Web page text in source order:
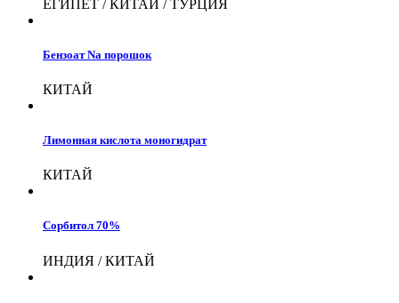
ЕГИПЕТ / КИТАЙ / ТУРЦИЯ
Бензоат Na порошок
КИТАЙ
Лимонная кислота моногидрат
КИТАЙ
Сорбитол 70%
ИНДИЯ / КИТАЙ